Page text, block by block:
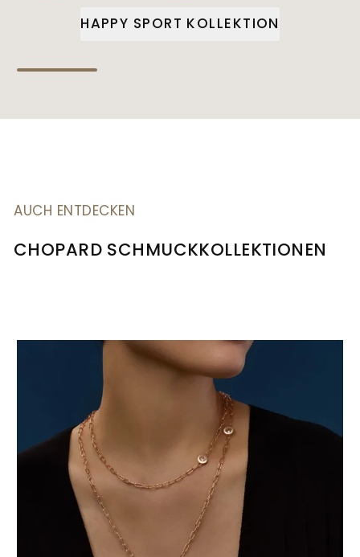
HAPPY SPORT KOLLEKTION
AUCH ENTDECKEN
CHOPARD SCHMUCKKOLLEKTIONEN